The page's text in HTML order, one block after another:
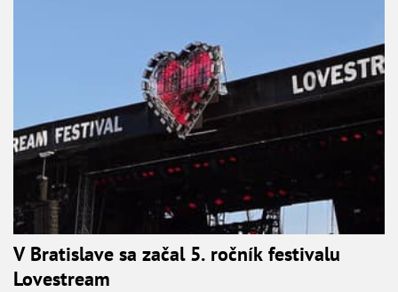
V Bratislave sa začal 5. ročník festivalu
Lovestream